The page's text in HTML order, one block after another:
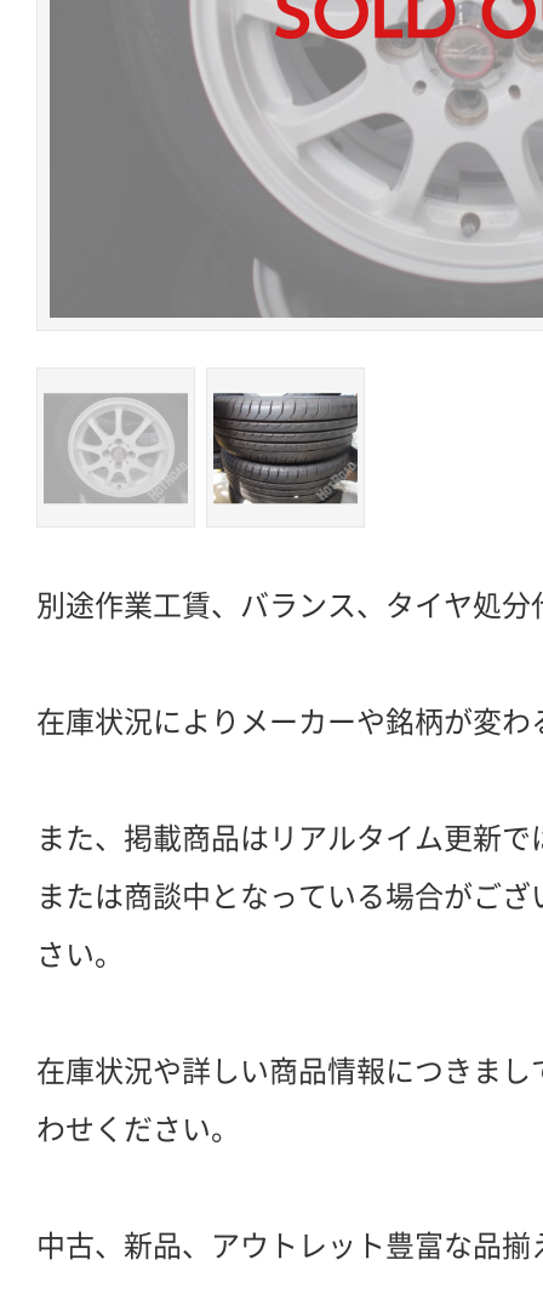
別途作業工賃、バランス、タイヤ処分
在庫状況によりメーカーや銘柄が変
また、掲載商品はリアルタイム更新
または商談中となっている場合がご
さい。
在庫状況や詳しい商品情報につきま
わせください。
中古、新品、アウトレット豊富な品揃